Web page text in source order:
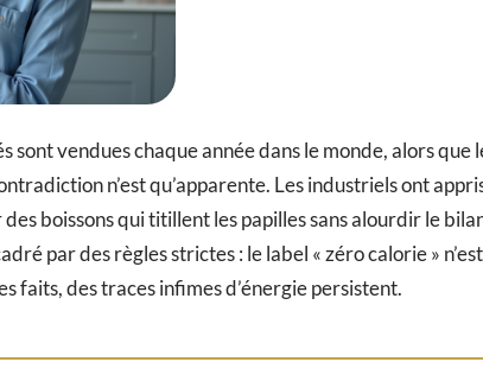
sont vendues chaque année dans le monde, alors que
n’est qu’apparente. Les industriels ont
boissons qui titillent les papilles sans alourdir le
par des règles strictes : le label « zéro calorie »
faits, des traces infimes d’énergie persistent.